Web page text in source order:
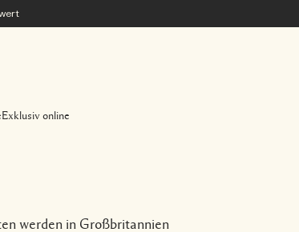
Exklusiv online
werden in Großbritannien